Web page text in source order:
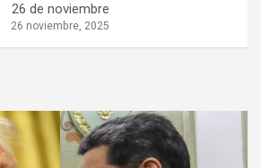
26 de noviembre
26 noviembre, 2025